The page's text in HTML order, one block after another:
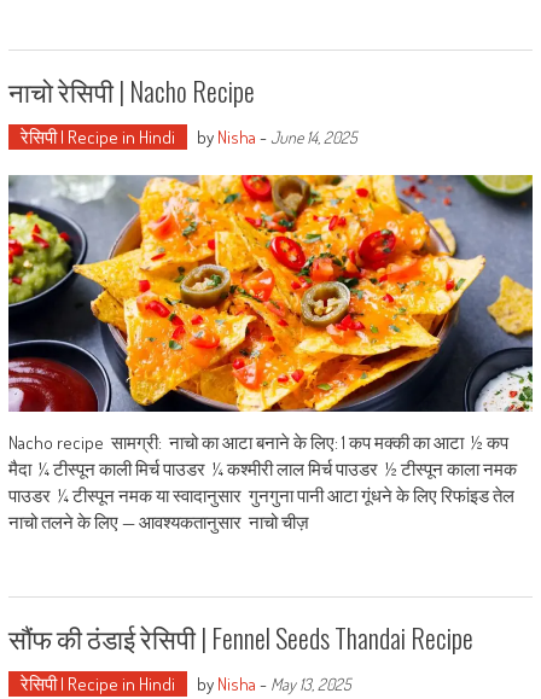
नाचो रेसिपी | Nacho Recipe
रेसिपी | Recipe in Hindi by Nisha -June 14, 2025
Nacho recipe सामग्री: नाचो का आटा बनाने के लिए: 1 कप मक्की का आटा ½ कप
मैदा ¼ टीस्पून काली मिर्च पाउडर ¼ कश्मीरी लाल मिर्च पाउडर ½ टीस्पून काला नमक
पाउडर ¼ टीस्पून नमक या स्वादानुसार गुनगुना पानी आटा गूंधने के लिए रिफांइड तेल
नाचो तलने के लिए — आवश्यकतानुसार नाचो चीज़
सौंफ की ठंडाई रेसिपी | Fennel Seeds Thandai Recipe
रेसिपी | Recipe in Hindi by Nisha - May 13, 2025